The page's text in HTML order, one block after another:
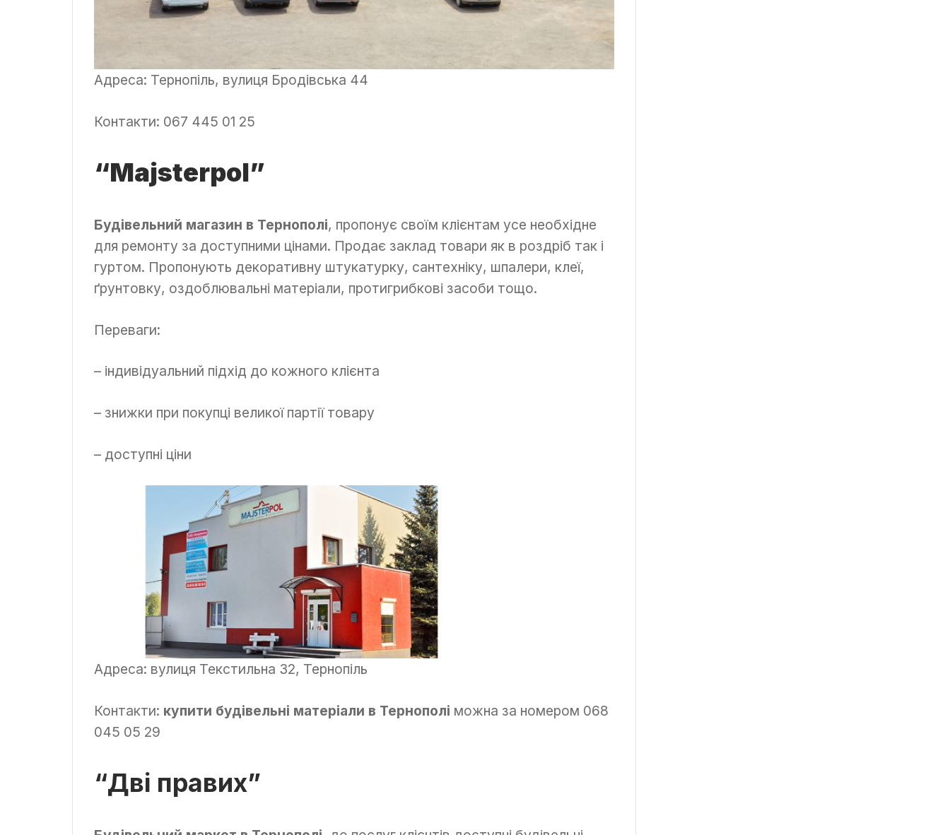
Адреса: Тернопіль, вулиця Бродівська 44
Контакти: 067 445 01 25
“Majsterpol”
Будівельний магазин в Тернополі, пропонує своїм клієнтам усе необхідне
для ремонту за доступними цінами. Продає заклад товари як в роздріб так і
гуртом. Пропонують декоративну штукатурку, сантехніку, шпалери, клеї,
ґрунтовку, оздоблювальні матеріали, протигрибкові засоби тощо.
Переваги:
– індивідуальний підхід до кожного клієнта
– знижки при покупці великої партії товару
– доступні ціни
Адреса: вулиця Текстильна 32, Тернопіль
Контакти: купити будівельні матеріали в Тернополі можна за номером 068
045 05 29
“Дві правих”